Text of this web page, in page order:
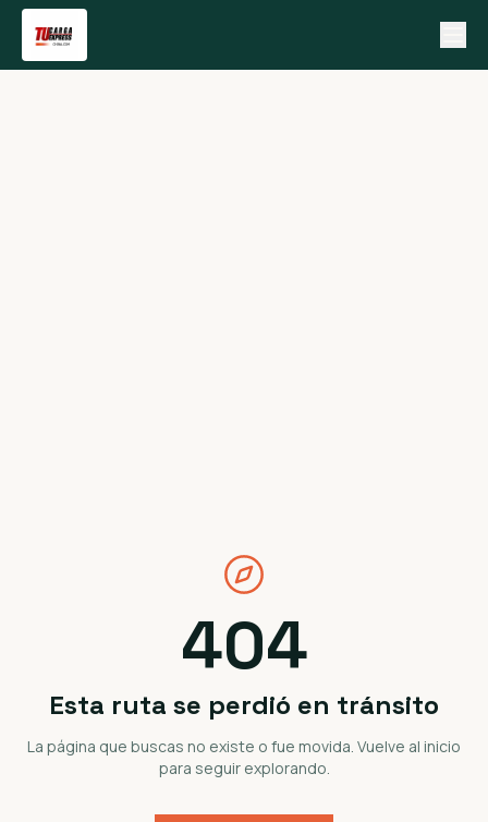
404
Esta ruta se perdió en tránsito
La página que buscas no existe o fue movida. Vuelve al inicio
para seguir explorando.